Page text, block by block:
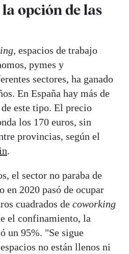
la opción de las
, espacios de trabajo
pymes y
sectores, ha ganado
En España hay más de
este tipo. El precio
los 170 euros, sin
provincias, según el
.
el sector no paraba de
en 2020 pasó de ocupar
cuadrados de coworking
el confinamiento, la
un 95%. "Se sigue
no están llenos ni